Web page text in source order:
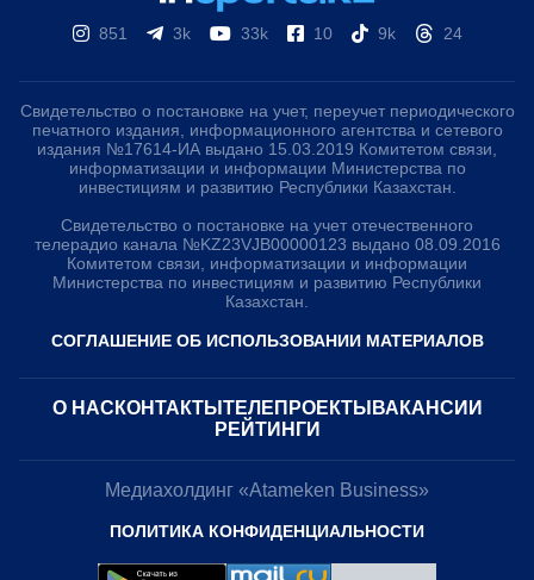
851 3k 33k 10 9k 24
Свидетельство о постановке на учет, переучет периодического
печатного издания, информационного агентства и сетевого
издания №17614-ИА выдано 15.03.2019 Комитетом связи,
информатизации и информации Министерства по
инвестициям и развитию Республики Казахстан.
Свидетельство о постановке на учет отечественного
телерадио канала №KZ23VJB00000123 выдано 08.09.2016
Комитетом связи, информатизации и информации
Министерства по инвестициям и развитию Республики
Казахстан.
СОГЛАШЕНИЕ ОБ ИСПОЛЬЗОВАНИИ МАТЕРИАЛОВ
О НАС КОНТАКТЫ ТЕЛЕПРОЕКТЫ ВАКАНСИИ
РЕЙТИНГИ
Медиахолдинг «Atameken Business»
ПОЛИТИКА КОНФИДЕНЦИАЛЬНОСТИ